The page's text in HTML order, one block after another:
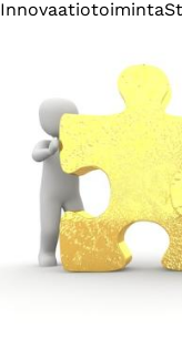
Innovaatiotoiminta